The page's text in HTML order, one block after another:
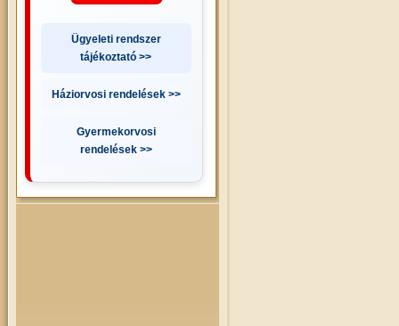
Ügyeleti rendszer
tájékoztató >>
Háziorvosi rendelések >>
Gyermekorvosi
rendelések >>